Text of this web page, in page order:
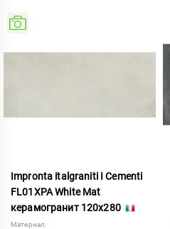
Impronta italgraniti I Cementi
FL01XPA White Mat
керамогранит 120x280
Материал: